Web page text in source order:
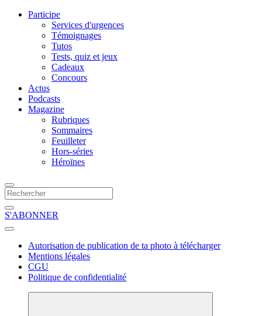
Participe
Services d'urgences
Témoignages
Tutos
Tests, quiz et jeux
Cadeaux
Concours
Actus
Podcasts
Magazine
Rubriques
Sommaires
Feuilleter
Hors-séries
Héroïnes
S'ABONNER
Autorisation de publication de ta photo à télécharger
Mentions légales
CGU
Politique de confidentialité